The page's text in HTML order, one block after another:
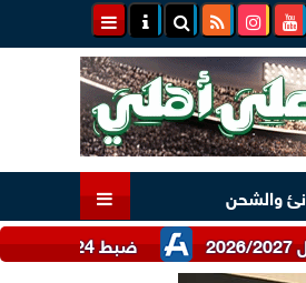
والشحن
ضبط 24 طن دقيق أبيض وبلدي مدعم عبر شرطة التموين